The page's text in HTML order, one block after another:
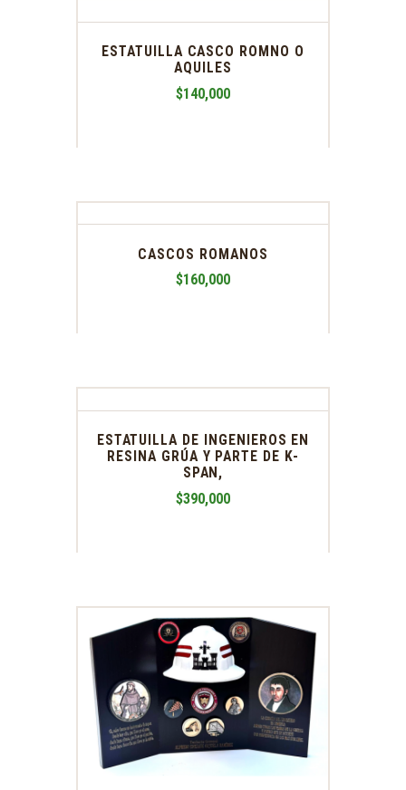
ESTATUILLA CASCO ROMNO O
AQUILES
$140,000
CASCOS ROMANOS
$160,000
ESTATUILLA DE INGENIEROS EN
RESINA GRÚA Y PARTE DE K-
SPAN,
$390,000